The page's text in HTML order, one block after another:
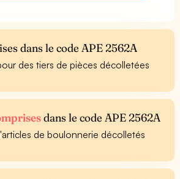
dans le code APE 2562A
des tiers de pièces décolletées
dans le code APE 2562A
de boulonnerie décolletés